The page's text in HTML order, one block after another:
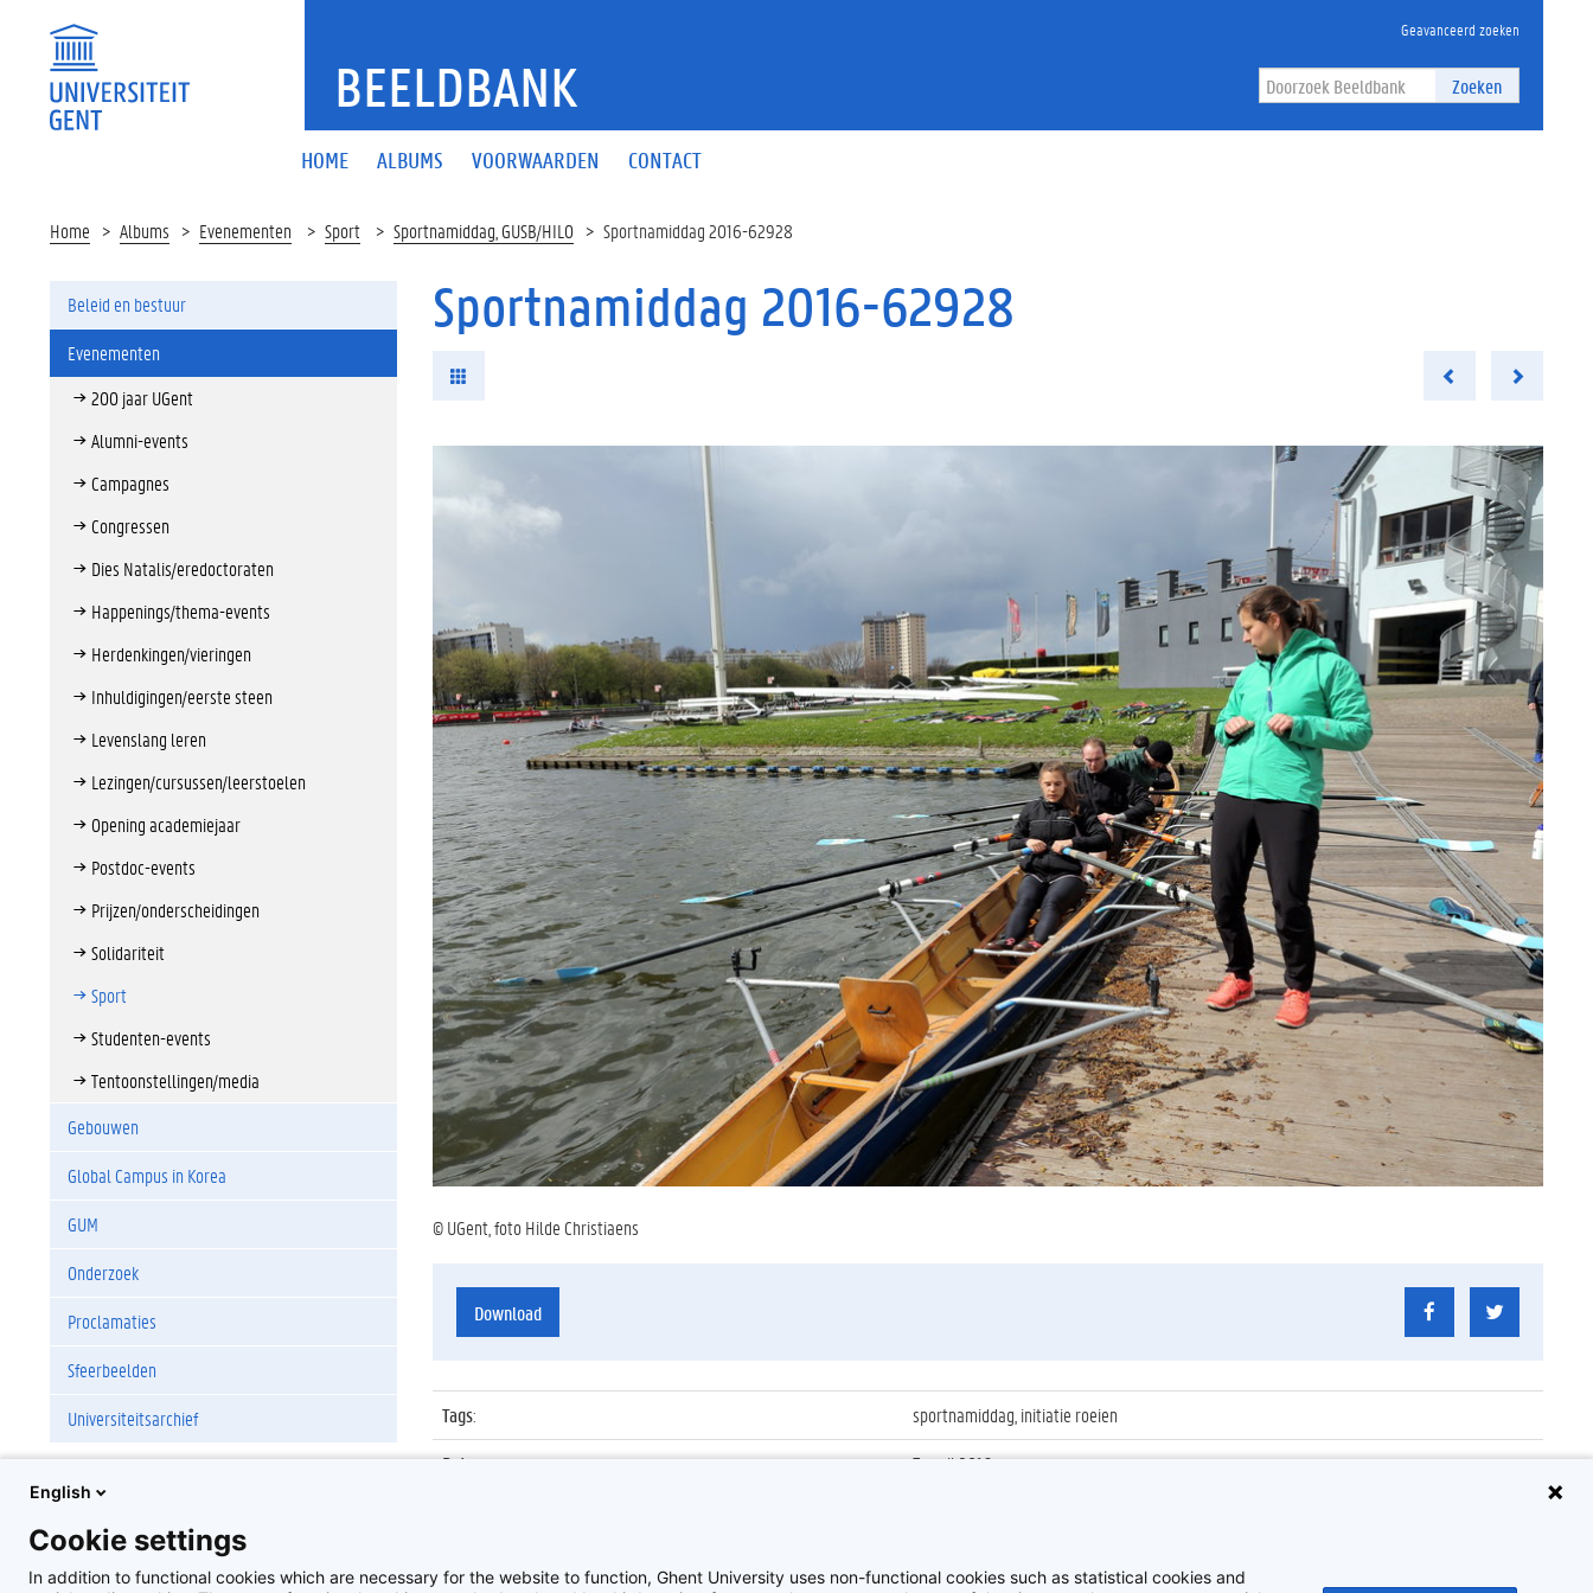
BEELDBANK
Geavanceerd zoeken
Zoeken
HOME ALBUMS VOORWAARDEN CONTACT
Home Albums Evenementen Sport Sportnamiddag, GUSB/HILO Sportnamiddag 2016-62928
Beleid en bestuur
Evenementen
200 jaar UGent
Alumni-events
Campagnes
Congressen
Dies Natalis/eredoctoraten
Happenings/thema-events
Herdenkingen/vieringen
Inhuldigingen/eerste steen
Levenslang leren
Lezingen/cursussen/leerstoelen
Opening academiejaar
Postdoc-events
Prijzen/onderscheidingen
Solidariteit
Sport
Studenten-events
Tentoonstellingen/media
Gebouwen
Global Campus in Korea
GUM
Onderzoek
Proclamaties
Sfeerbeelden
Universiteitsarchief
Sportnamiddag 2016-62928
© UGent, foto Hilde Christiaens
Download
Tags:
sportnamiddag, initiatie roeien
Datum:
7 april 2016
English
Cookie settings
In addition to functional cookies which are necessary for the website to function, Ghent University uses non-functional cookies such as statistical cookies and